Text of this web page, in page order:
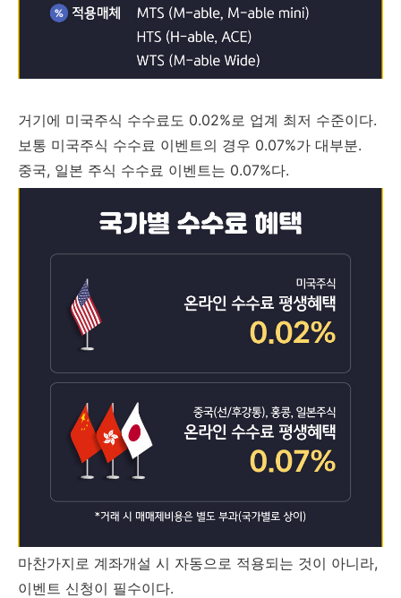
거기에 미국주식 수수료도 0.02%로 업계 최저 수준이다.
보통 미국주식 수수료 이벤트의 경우 0.07%가 대부분.
중국, 일본 주식 수수료 이벤트는 0.07%다.
마찬가지로 계좌개설 시 자동으로 적용되는 것이 아니라,
이벤트 신청이 필수이다.